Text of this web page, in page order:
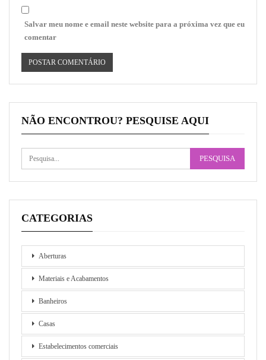
Salvar meu nome e email neste website para a próxima vez que eu
comentar
NÃO ENCONTROU? PESQUISE AQUI
CATEGORIAS
Aberturas
Materiais e Acabamentos
Banheiros
Casas
Estabelecimentos comerciais